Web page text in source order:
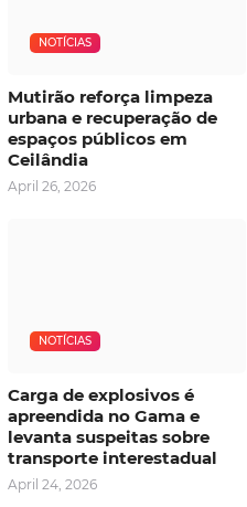
NOTÍCIAS
Mutirão reforça limpeza
urbana e recuperação de
espaços públicos em
Ceilândia
April 26, 2026
NOTÍCIAS
Carga de explosivos é
apreendida no Gama e
levanta suspeitas sobre
transporte interestadual
April 24, 2026